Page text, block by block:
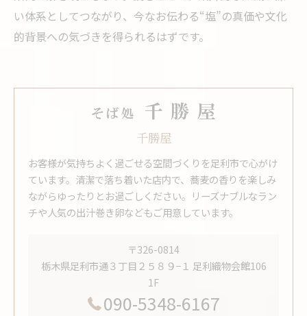
い体系としてつながり、今なお伝わる“塩”の真価や文化
的背景への気づきを得られるはずです。
千勝屋
お客様が気持ちよく過ごせる空間づくりを足利市で心がけ
ています。清潔で落ち着いた店内で、蕎麦の香りを楽しみ
ながらゆったりとお過ごしください。リーズナブルなラン
チや人気の出汁巻き卵などもご用意しています。
〒326-0814
栃木県足利市通３丁目２５８９−１ 足利織物会館106
1F
090-5348-6167